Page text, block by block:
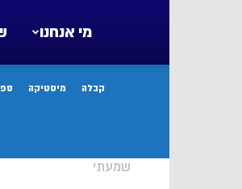
מי אנחנו
קבלה מיסטיקה
שמעתי